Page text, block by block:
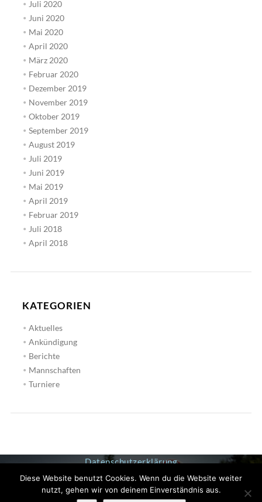
Juli 2020
Juni 2020
Mai 2020
April 2020
März 2020
Februar 2020
Dezember 2019
November 2019
Oktober 2019
September 2019
August 2019
Juli 2019
Juni 2019
Mai 2019
April 2019
Februar 2019
Juli 2018
April 2018
KATEGORIEN
Aktuelles
Ankündigung
Berichte
Mannschaften
Turniere
Datenschutzerklärung
Impressum
Diese Website benutzt Cookies. Wenn du die Website weiter
nutzt, gehen wir von deinem Einverständnis aus.